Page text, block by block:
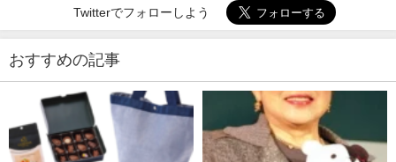
Twitterでフォローしよう
おすすめの記事